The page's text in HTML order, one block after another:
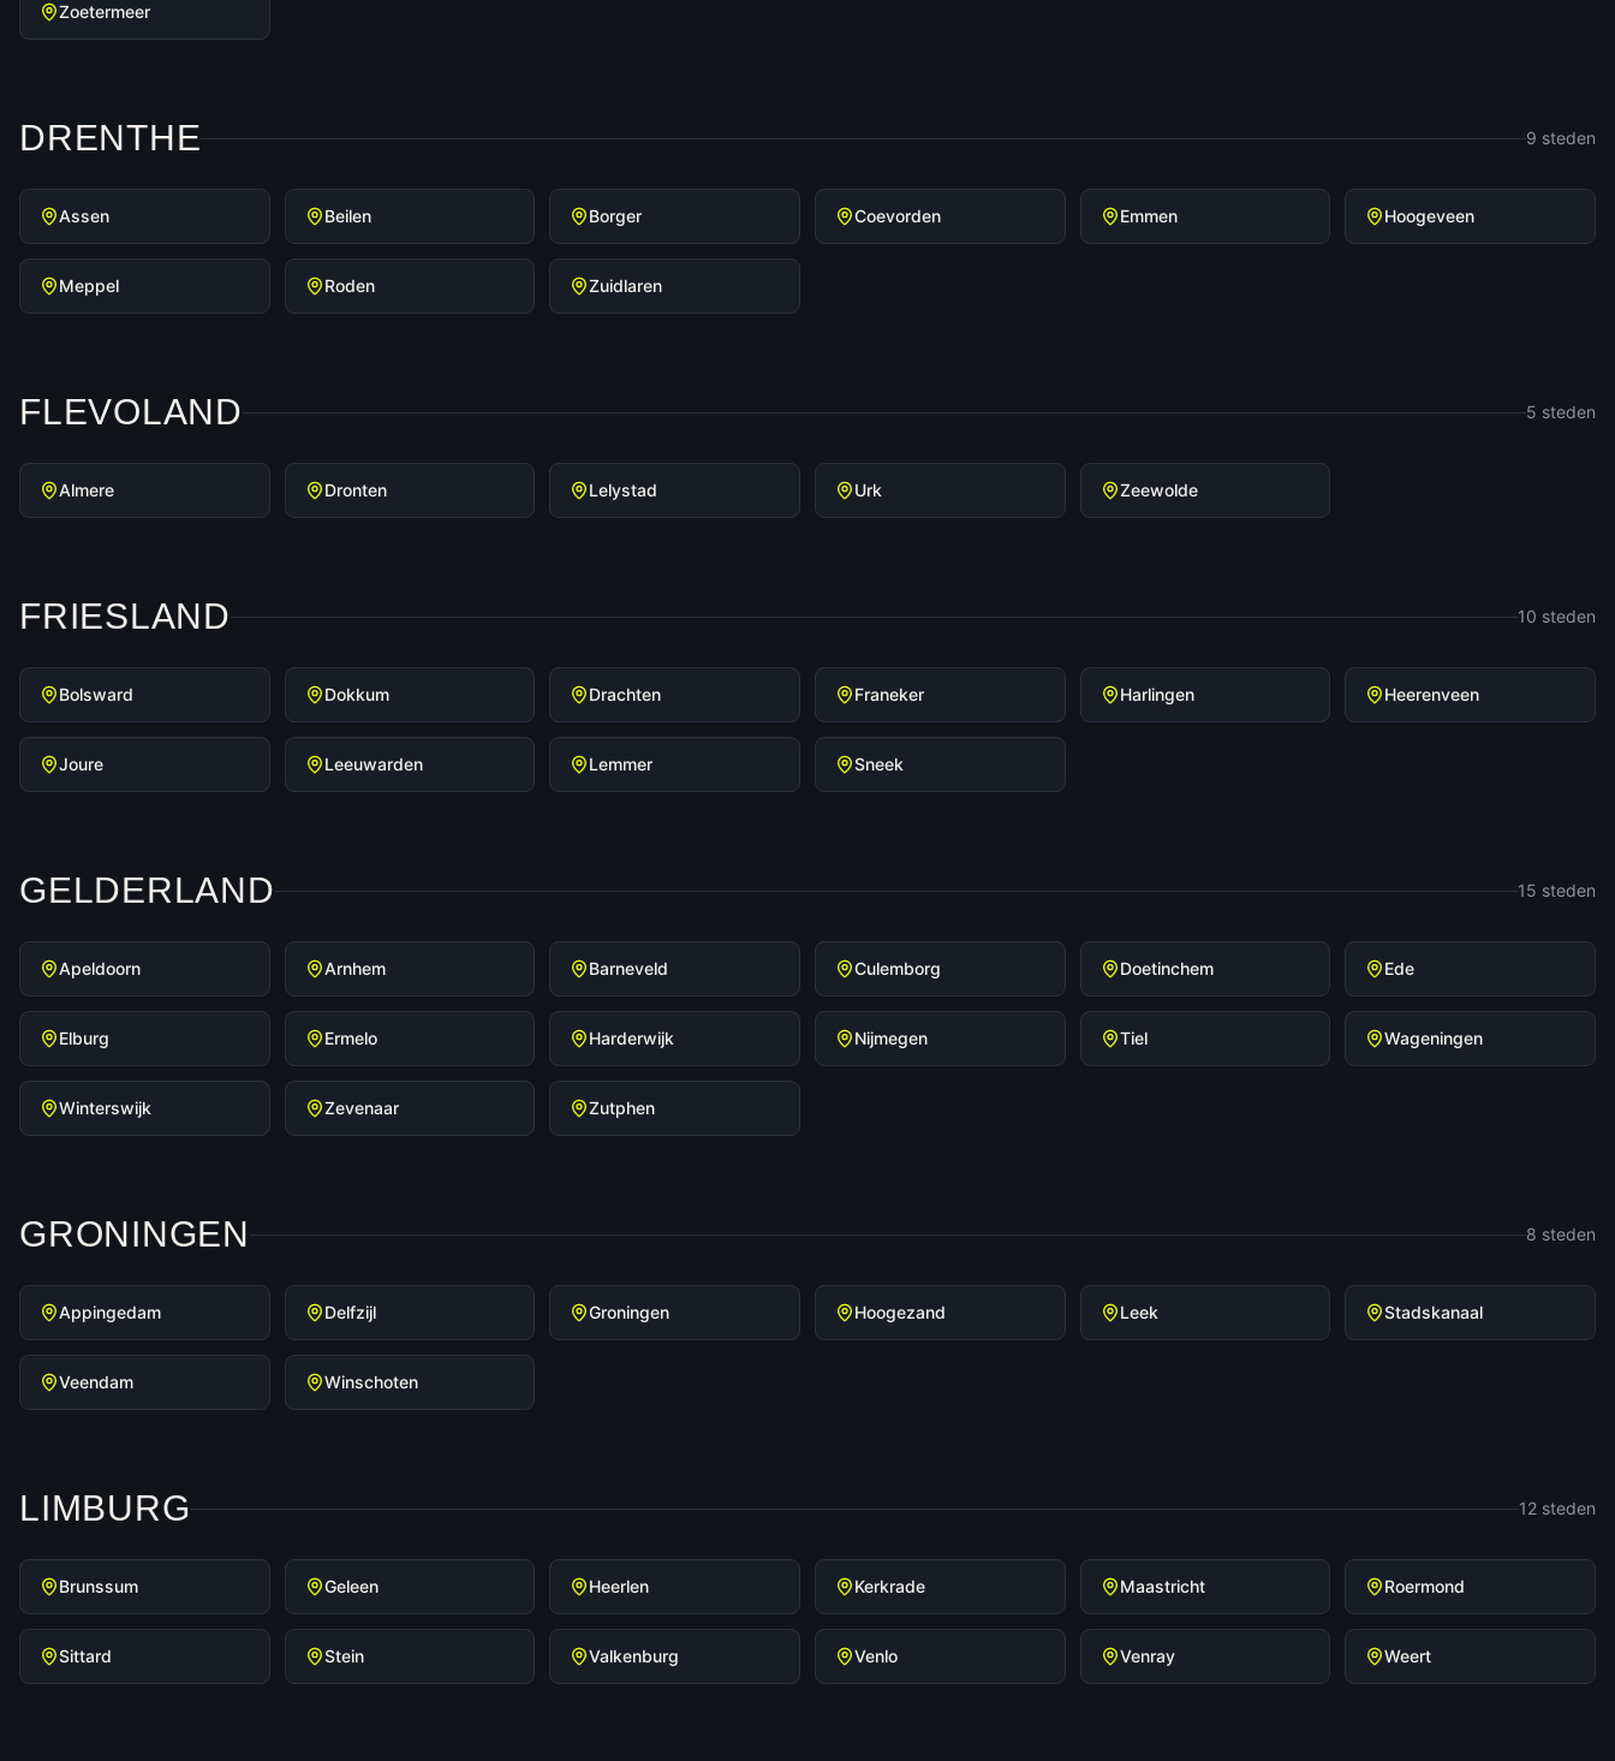
Zoetermeer
DRENTHE 9 steden
Assen Beilen Borger Coevorden Emmen Hoogeveen
Meppel Roden Zuidlaren
FLEVOLAND 5 steden
Almere Dronten Lelystad Urk Zeewolde
FRIESLAND 10 steden
Bolsward Dokkum Drachten Franeker Harlingen Heerenveen
Joure Leeuwarden Lemmer Sneek
GELDERLAND 15 steden
Apeldoorn Arnhem Barneveld Culemborg Doetinchem Ede
Elburg Ermelo Harderwijk Nijmegen Tiel Wageningen
Winterswijk Zevenaar Zutphen
GRONINGEN 8 steden
Appingedam Delfzijl Groningen Hoogezand Leek Stadskanaal
Veendam Winschoten
LIMBURG 12 steden
Brunssum Geleen Heerlen Kerkrade Maastricht Roermond
Sittard Stein Valkenburg Venlo Venray Weert